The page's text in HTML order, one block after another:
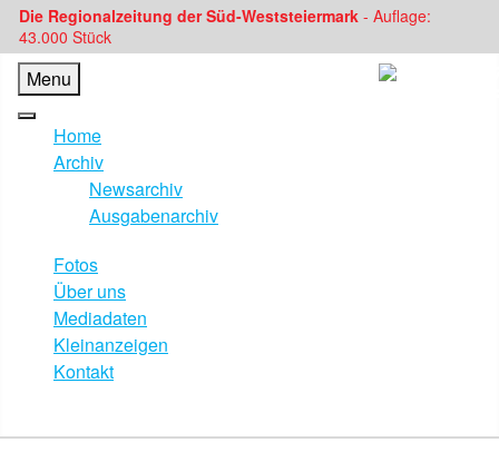
Die Regionalzeitung der Süd-Weststeiermark - Auflage:
43.000 Stück
Menu
Home
Archiv
Newsarchiv
Ausgabenarchiv
Fotos
Über uns
Mediadaten
Kleinanzeigen
Kontakt